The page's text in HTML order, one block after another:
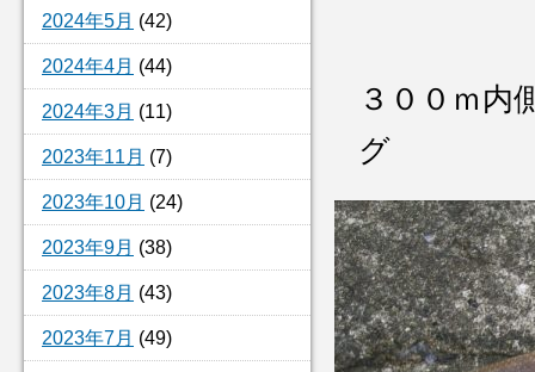
2024年5月 (42)
2024年4月 (44)
2024年3月 (11)
2023年11月 (7)
2023年10月 (24)
2023年9月 (38)
2023年8月 (43)
2023年7月 (49)
３００ｍ
グ